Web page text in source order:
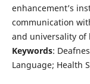
enhancement’s
communication
and universality of
Keywords:
Language; Health